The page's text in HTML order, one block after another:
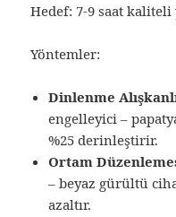
Hedef: 7-9 saat
Yöntemler:
Dinlenme
engelleyici –
%25 derinleştirir.
Ortam
– beyaz gürültü
azaltır.